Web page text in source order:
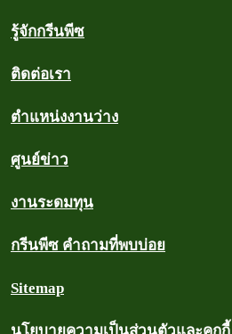
รู้จักกรีนพีซ
ติดต่อเรา
ตำแหน่งงานว่าง
ศูนย์ข่าว
งานระดมทุน
กรีนพีซ คำถามที่พบบ่อย
Sitemap